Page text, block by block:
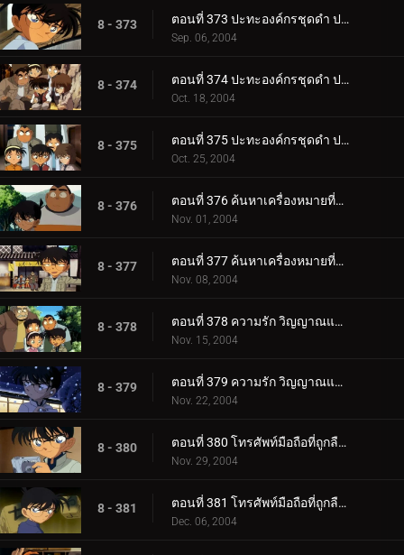
8 - 373 ตอนที่ 373 ปะทะองค์กรชุดดำ ปริศนาคูณสองในคืนเดือนเพ็ญ (ตอนพิเศษ ตอนที่ 3) ยอดนักสืบจิ๋วโคนัน เดอะ_.
Sep. 06, 2004
8 - 374 ตอนที่ 374 ปะทะองค์กรชุดดำ ปริศนาคูณสองในคืนเดือนเพ็ญ (ตอนพิเศษ ตอนที่ 4) ยอดนักสืบจิ๋วโคนัน เดอะ_.
Oct. 18, 2004
8 - 375 ตอนที่ 375 ปะทะองค์กรชุดดำ ปริศนาคูณสองในคืนเดือนเพ็ญ (ตอนพิเศษ ตอนจบ) ยอดนักสืบจิ๋วโคนัน เดอะซี.
Oct. 25, 2004
8 - 376 ตอนที่ 376 ค้นหาเครื่องหมายที่ติดอยู่ที่ก้น (ตอนแรก)
Nov. 01, 2004
8 - 377 ตอนที่ 377 ค้นหาเครื่องหมายที่ติดอยู่ที่ก้น (ตอนจบ)
Nov. 08, 2004
8 - 378 ตอนที่ 378 ความรัก วิญญาณและมรดกโลก (ตอนแรก)
Nov. 15, 2004
8 - 379 ตอนที่ 379 ความรัก วิญญาณและมรดกโลก (ตอนจบ)
Nov. 22, 2004
8 - 380 ตอนที่ 380 โทรศัพท์มือถือที่ถูกลืมไว้ (ตอนแรก)
Nov. 29, 2004
8 - 381 ตอนที่ 381 โทรศัพท์มือถือที่ถูกลืมไว้ (ตอนจบ)
Dec. 06, 2004